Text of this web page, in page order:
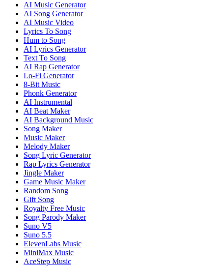
AI Music Generator
AI Song Generator
AI Music Video
Lyrics To Song
Hum to Song
AI Lyrics Generator
Text To Song
AI Rap Generator
Lo-Fi Generator
8-Bit Music
Phonk Generator
AI Instrumental
AI Beat Maker
AI Background Music
Song Maker
Music Maker
Melody Maker
Song Lyric Generator
Rap Lyrics Generator
Jingle Maker
Game Music Maker
Random Song
Gift Song
Royalty Free Music
Song Parody Maker
Suno V5
Suno 5.5
ElevenLabs Music
MiniMax Music
AceStep Music